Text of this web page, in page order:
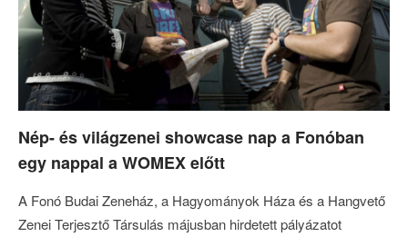
Nép- és világzenei showcase nap a Fonóban
egy nappal a WOMEX előtt
A Fonó Budai Zeneház, a Hagyományok Háza és a Hangvető
Zenei Terjesztő Társulás májusban hirdetett pályázatot